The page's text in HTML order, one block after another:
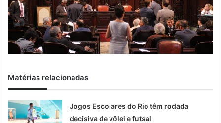
Matérias relacionadas
Jogos Escolares do Rio têm rodada
decisiva de vôlei e futsal